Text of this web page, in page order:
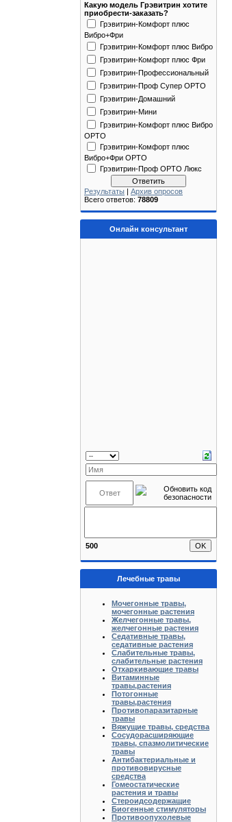
Какую модель Грэвитрин хотите
приобрести-заказать?
Грэвитрин-Комфорт плюс
Вибро+Фри
Грэвитрин-Комфорт плюс Вибро
Грэвитрин-Комфорт плюс Фри
Грэвитрин-Профессиональный
Грэвитрин-Проф Супер ОРТО
Грэвитрин-Домашний
Грэвитрин-Мини
Грэвитрин-Комфорт плюс Вибро
ОРТО
Грэвитрин-Комфорт плюс
Вибро+Фри ОРТО
Грэвитрин-Проф ОРТО Люкс
Результаты | Архив опросов
Всего ответов: 78809
Онлайн консультант
500
Лечебные травы
Мочегонные травы,
мочегонные растения
Желчегонные травы,
желчегонные растения
Седативные травы,
седативные растения
Слабительные травы,
слабительные растения
Отхаркивающие травы
Витаминные
травы,растения
Потогонные
травы,растения
Противопаразитарные
травы
Вяжущие травы, средства
Сосудорасширяющие
травы, спазмолитические
травы
Антибактериальные и
противовирусные
средства
Гомеостатические
растения и травы
Стероидсодержащие
Биогенные стимуляторы
Противоопухолевые